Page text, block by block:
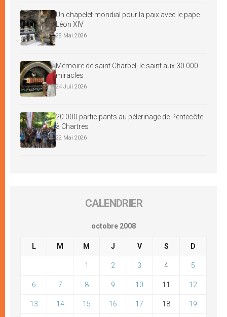
Un chapelet mondial pour la paix avec le pape
Léon XIV
28 Mai 2026
Mémoire de saint Charbel, le saint aux 30 000
miracles
24 Juil 2026
20 000 participants au pèlerinage de Pentecôte
à Chartres
22 Mai 2026
CALENDRIER
octobre 2008
L M M J V S D
1 2 3 4 5
6 7 8 9 10 11 12
13 14 15 16 17 18 19